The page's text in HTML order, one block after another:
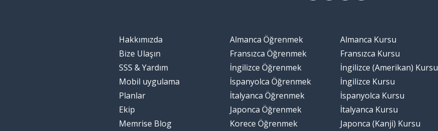
Hakkımızda
Bize Ulaşın
SSS & Yardım
Mobil uygulama
Planlar
Ekip
Memrise Blog
Almanca Öğrenmek
Fransızca Öğrenmek
İngilizce Öğrenmek
İspanyolca Öğrenmek
İtalyanca Öğrenmek
Japonca Öğrenmek
Korece Öğrenmek
Almanca Kursu
Fransızca Kursu
İngilizce (Amerikan) Kursu
İngilizce Kursu
İspanyolca Kursu
İtalyanca Kursu
Japonca (Kanji) Kursu